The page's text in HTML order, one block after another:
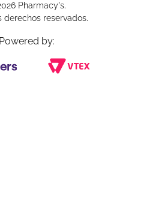
Pharmacy's.
derechos reservados.
Powered by: